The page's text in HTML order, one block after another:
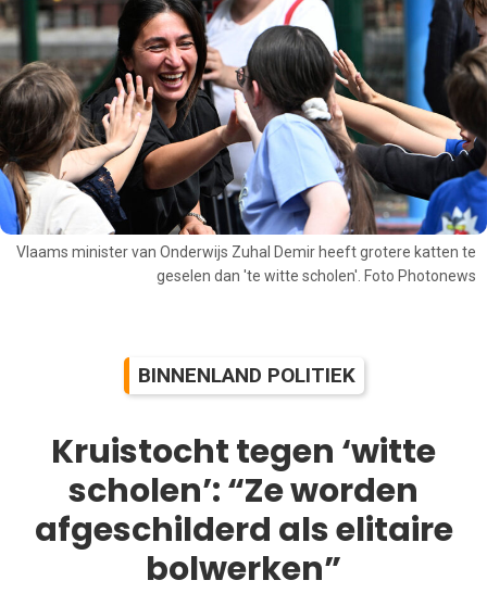
Vlaams minister van Onderwijs Zuhal Demir heeft grotere katten te
geselen dan 'te witte scholen'. Foto Photonews
BINNENLAND POLITIEK
Kruistocht tegen ‘witte
scholen’: “Ze worden
afgeschilderd als elitaire
bolwerken”